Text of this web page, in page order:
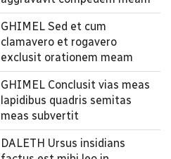
GHIMEL Sed et cum
clamavero et rogavero
exclusit orationem meam
GHIMEL Conclusit vias meas
lapidibus quadris semitas
meas subvertit
DALETH Ursus insidians